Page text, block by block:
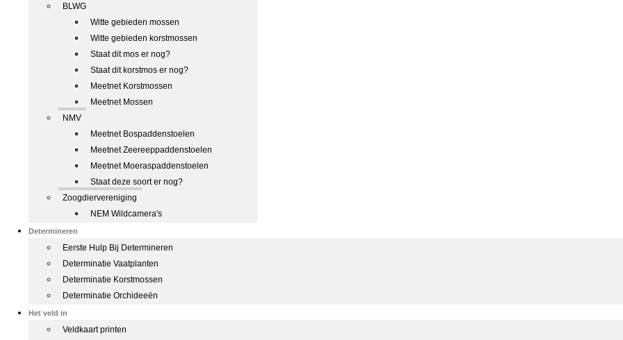
BLWG
Witte gebieden mossen
Witte gebieden korstmossen
Staat dit mos er nog?
Staat dit korstmos er nog?
Meetnet Korstmossen
Meetnet Mossen
NMV
Meetnet Bospaddenstoelen
Meetnet Zeereeppaddenstoelen
Meetnet Moeraspaddenstoelen
Staat deze soort er nog?
Zoogdiervereniging
NEM Wildcamera's
Determineren
Eerste Hulp Bij Determineren
Determinatie Vaatplanten
Determinatie Korstmossen
Determinatie Orchideeën
Het veld in
Veldkaart printen